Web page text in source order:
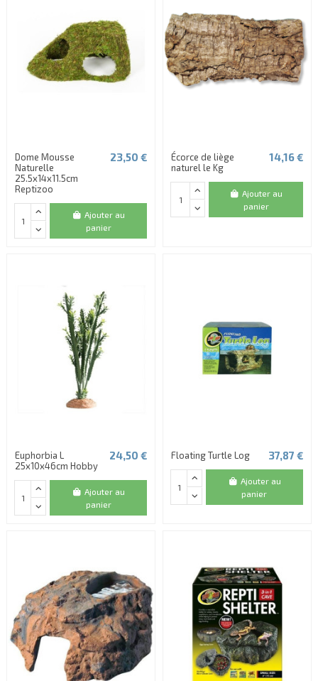
Dome Mousse
Naturelle
25.5x14x11.5cm
Reptizoo
23,50 €
Ajouter au
panier
Écorce de liège
naturel le Kg
14,16 €
Ajouter au
panier
Euphorbia L
25x10x46cm Hobby
24,50 €
Ajouter au
panier
Floating Turtle Log 37,87 €
Ajouter au
panier